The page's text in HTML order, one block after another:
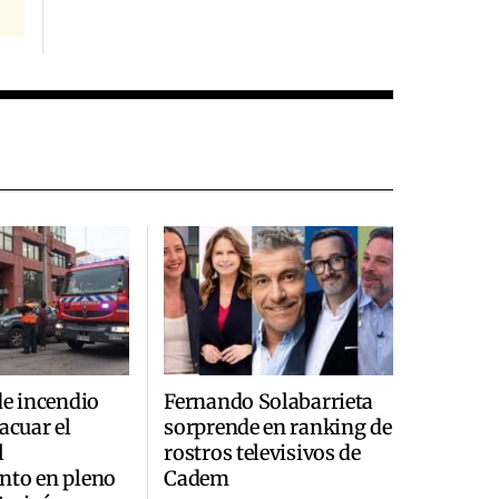
incendio
el
en pleno
Fernando Solabarrieta
sorprende en ranking de
rostros televisivos de
Cadem